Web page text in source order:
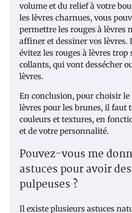
volume et du relief à votre
les lèvres charnues, vous
permettre les rouges à lèvres
affiner et dessiner vos lèvres.
évitez les rouges à lèvres trop
collants, qui vont dessécher
lèvres.
En conclusion, pour choisir le
lèvres pour les brunes, il faut
couleurs et textures, en
et de votre personnalité.
Pouvez-vous me
astuces pour avoir
pulpeuses ?
Il existe plusieurs astuces